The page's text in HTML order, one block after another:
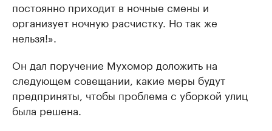
постоянно приходит в ночные смены и
организует ночную расчистку. Но так же
нельзя!».
Он дал поручение Мухомор доложить на
следующем совещании, какие меры будут
предприняты, чтобы проблема с уборкой улиц
была решена.